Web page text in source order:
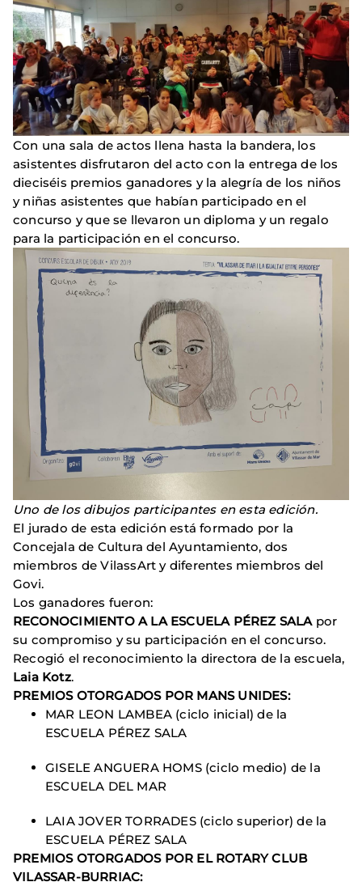
Con una sala de actos llena hasta la bandera, los
asistentes disfrutaron del acto con la entrega de los
dieciséis premios ganadores y la alegría de los niños
y niñas asistentes que habían participado en el
concurso y que se llevaron un diploma y un regalo
para la participación en el concurso.
Uno de los dibujos participantes en esta edición.
El jurado de esta edición está formado por la
Concejala de Cultura del Ayuntamiento, dos
miembros de VilassArt y diferentes miembros del
Govi.
Los ganadores fueron:
RECONOCIMIENTO A LA ESCUELA PÉREZ SALA por
su compromiso y su participación en el concurso.
Recogió el reconocimiento la directora de la escuela,
Laia Kotz.
PREMIOS OTORGADOS POR MANS UNIDES:
MAR LEON LAMBEA (ciclo inicial) de la
ESCUELA PÉREZ SALA
GISELE ANGUERA HOMS (ciclo medio) de la
ESCUELA DEL MAR
LAIA JOVER TORRADES (ciclo superior) de la
ESCUELA PÉREZ SALA
PREMIOS OTORGADOS POR ELROTARY CLUB
VILASSAR-BURRIAC: